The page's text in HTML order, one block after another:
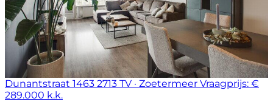
Dunantstraat 1463 2713 TV · Zoetermeer Vraagprijs: €
289.000 k.k.